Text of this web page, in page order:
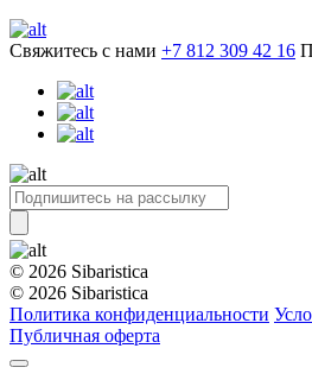
Свяжитесь с нами +7 812 309 42 16
© 2026 Sibaristica
© 2026 Sibaristica
Политика конфиденциальности
Публичная оферта